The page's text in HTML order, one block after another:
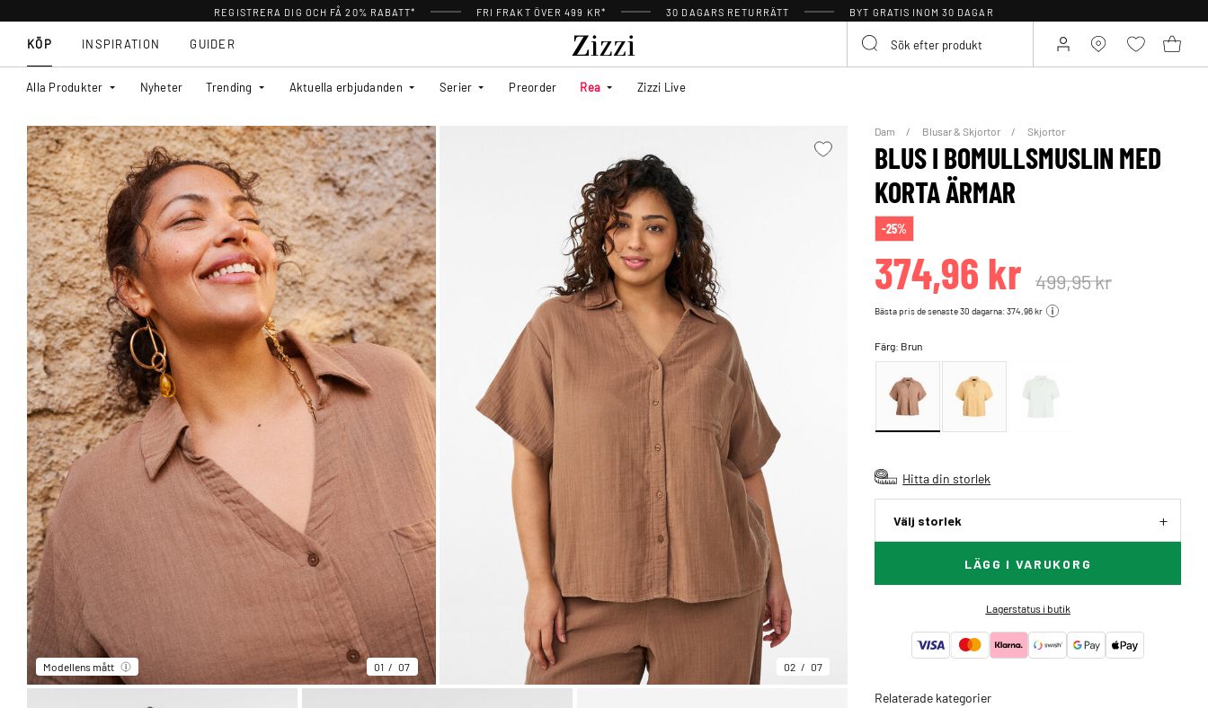
REGISTRERA DIG OCH FÅ 20% RABATT* FRI FRAKT ÖVER 499 KR* 30 DAGARS RETURRÄTT BYT GRATIS INOM 30 DAGAR
KÖP
Alla Produkter Nyheter Trending Aktuella erbjudanden Serier Preorder Rea Zizzi Live
INSPIRATION GUIDER
Modellens mått 01 07 02 07
Dam Blusar & Skjortor Skjortor
BLUS I BOMULLSMUSLIN MED
KORTA ÄRMAR
-25%
374,96 kr 499,95 kr
Bästa pris de senaste 30 dagarna: 374,96 kr
Färg: Brun
Hitta din storlek
Välj storlek
LÄGG I VARUKORG
Lagerstatus i butik
Relaterade kategorier